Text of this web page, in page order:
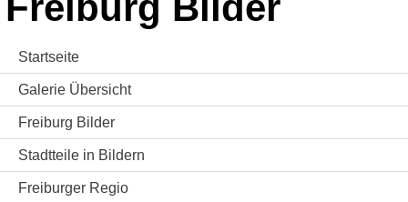
Startseite
Galerie Übersicht
Freiburg Bilder
Stadtteile in Bildern
Freiburger Regio